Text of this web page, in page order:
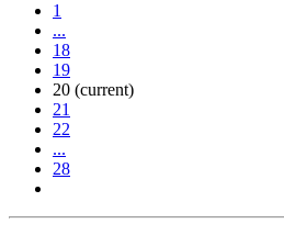
1
...
18
19
20 (current)
21
22
...
28